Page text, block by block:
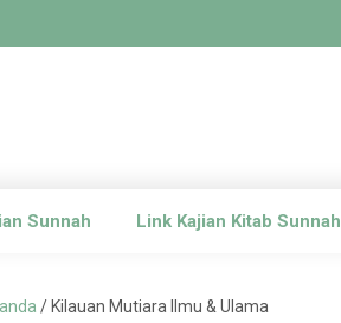
Sunnah Link Kajian Kitab Sunnah
/ Kilauan Mutiara Ilmu & Ulama